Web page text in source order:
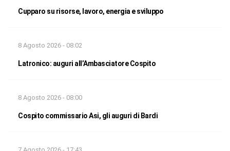
Cupparo su risorse, lavoro, energia e sviluppo
8 Agosto 2026 - 08:02
Latronico: auguri all’Ambasciatore Cospito
8 Agosto 2026 - 08:00
Cospito commissario Asi, gli auguri di Bardi